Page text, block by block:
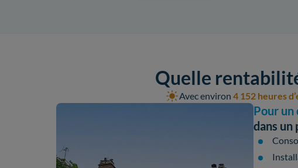
Quelle
Avec environ 4 152 heures
Pour un
dans un